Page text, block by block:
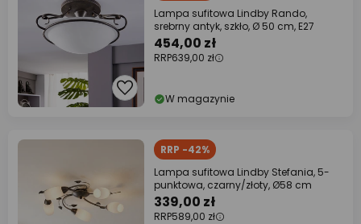
Lampa sufitowa Lindby Rando,
srebrny antyk, szkło, Ø 50 cm, E27
454,00 zł
RRP639,00 zł
W magazynie
RRP -42%
Lampa sufitowa Lindby Stefania, 5-
punktowa, czarny/złoty, Ø58 cm
339,00 zł
RRP589,00 zł